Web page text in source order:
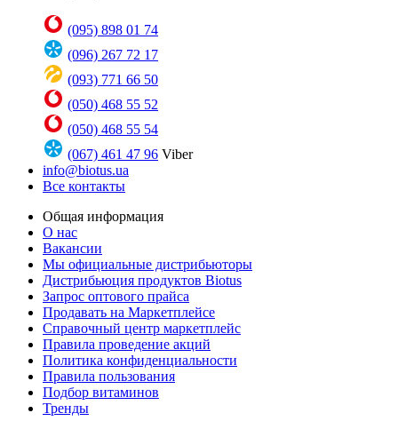
(095) 898 01 74
(096) 267 72 17
(093) 771 66 50
(050) 468 55 52
(050) 468 55 54
(067) 461 47 96 Viber
info@biotus.ua
Все контакты
Общая информация
О нас
Вакансии
Мы официальные дистрибьюторы
Дистрибьюция продуктов Biotus
Запрос оптового прайса
Продавать на Маркетплейсе
Справочный центр маркетплейс
Правила проведение акций
Политика конфиденциальности
Правила пользования
Подбор витаминов
Тренды